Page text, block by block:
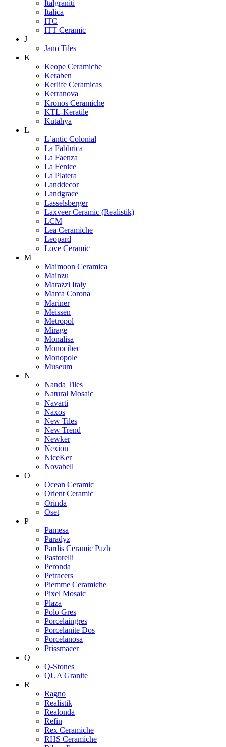
Italgraniti
Italica
ITC
ITT Ceramic
J
Jano Tiles
K
Keope Ceramiche
Keraben
Kerlife Ceramicas
Kerranova
Kronos Ceramiche
KTL-Keratile
Kutahya
L
L`antic Colonial
La Fabbrica
La Faenza
La Fenice
La Platera
Landdecor
Landgrace
Lasselsberger
Laxveer Ceramic (Realistik)
LCM
Lea Ceramiche
Leopard
Love Ceramic
M
Maimoon Ceramica
Mainzu
Marazzi Italy
Marca Corona
Mariner
Meissen
Metropol
Mirage
Monalisa
Monocibec
Monopole
Museum
N
Nanda Tiles
Natural Mosaic
Navarti
Naxos
New Tiles
New Trend
Newker
Nexion
NiceKer
Novabell
O
Ocean Ceramic
Orient Ceramic
Orinda
Oset
P
Pamesa
Paradyz
Pardis Ceramic Pazh
Pastorelli
Peronda
Petracers
Piemme Ceramiche
Pixel Mosaic
Plaza
Polo Gres
Porcelaingres
Porcelanite Dos
Porcelanosa
Prissmacer
Q
Q-Stones
QUA Granite
R
Ragno
Realistik
Realonda
Refin
Rex Ceramiche
RHS Ceramiche